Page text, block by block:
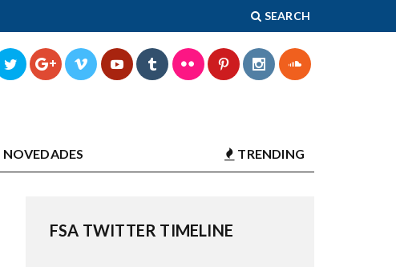
SEARCH
NOVEDADES TRENDING
FSA TWITTER TIMELINE